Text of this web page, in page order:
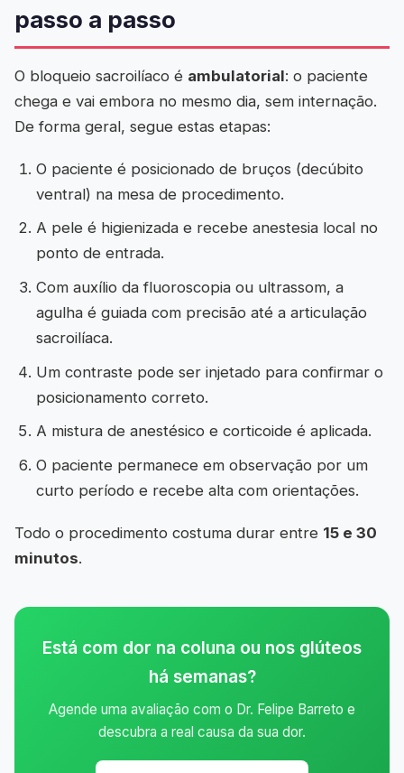
passo a passo
O bloqueio sacroilíaco é ambulatorial: o paciente
chega e vai embora no mesmo dia, sem internação.
De forma geral, segue estas etapas:
O paciente é posicionado de bruços (decúbito
ventral) na mesa de procedimento.
A pele é higienizada e recebe anestesia local no
ponto de entrada.
Com auxílio da fluoroscopia ou ultrassom, a
agulha é guiada com precisão até a articulação
sacroilíaca.
Um contraste pode ser injetado para confirmar o
posicionamento correto.
A mistura de anestésico e corticoide é aplicada.
O paciente permanece em observação por um
curto período e recebe alta com orientações.
Todo o procedimento costuma durar entre 15 e 30
minutos.
Está com dor na coluna ou nos glúteos
há semanas?
Agende uma avaliação com o Dr. Felipe Barreto e
descubra a real causa da sua dor.